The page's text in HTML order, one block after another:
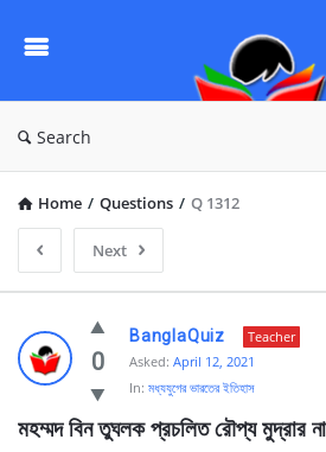
Questions
Search
Home / Questions / Q 1312
Next
Ask
Questions
BanglaQuiz
0
BanglaQuiz
Teacher
Asked: April 12, 2021
In: মধ্যযুগের ভারতের ইতিহাস
মহম্মদ বিন তুঘলক প্রচলিত রৌপ্য মুদ্রার